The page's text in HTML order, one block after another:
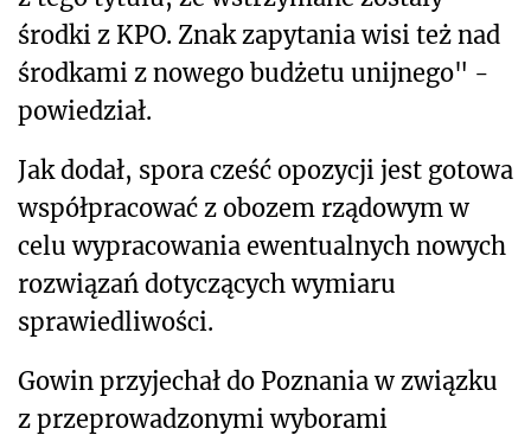
środki z KPO. Znak zapytania wisi też nad
środkami z nowego budżetu unijnego" -
powiedział.
Jak dodał, spora cześć opozycji jest gotowa
współpracować z obozem rządowym w
celu wypracowania ewentualnych nowych
rozwiązań dotyczących wymiaru
sprawiedliwości.
Gowin przyjechał do Poznania w związku
z przeprowadzonymi wyborami